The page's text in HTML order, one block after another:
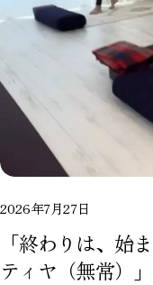
シ
ェ
ア
共
有
す
る
2026年7月27日
「終わりは、始
ティヤ（無常）